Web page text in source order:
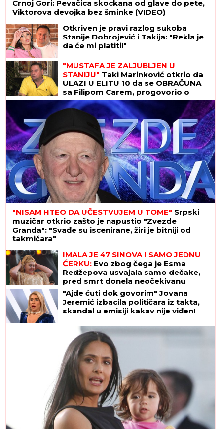
Crnoj Gori: Pevačica skockana od glave do pete,
Viktorova devojka bez šminke (VIDEO)
Otkriven je pravi razlog sukoba
Stanije Dobrojević i Takija: "Rekla je
da će mi platiti!"
"MUSTAFA JE ZALJUBLJEN U
STANIJU" Taki Marinković otkrio da
ULAZI U ELITU 10 da se OBRAČUNA
sa Filipom Carem, progovorio o
venčanju Maje i Asmina (VIDEO)
"NISAM HTEO DA UČESTVUJEM U TOME" Srpski
muzičar otkrio zašto je napustio "Zvezde
Granda": "Svađe su iscenirane, žiri je bitniji od
takmičara"
IMALA JE 47 SINOVA I SAMO JEDNU
ĆERKU: Evo zbog čega je Esma
Redžepova usvajala samo dečake,
pred smrt donela neočekivanu
odluku
"Ajde ćuti dok govorim" Jovana
Jeremić izbacila političara iz takta,
skandal u emisiji kakav nije viđen!